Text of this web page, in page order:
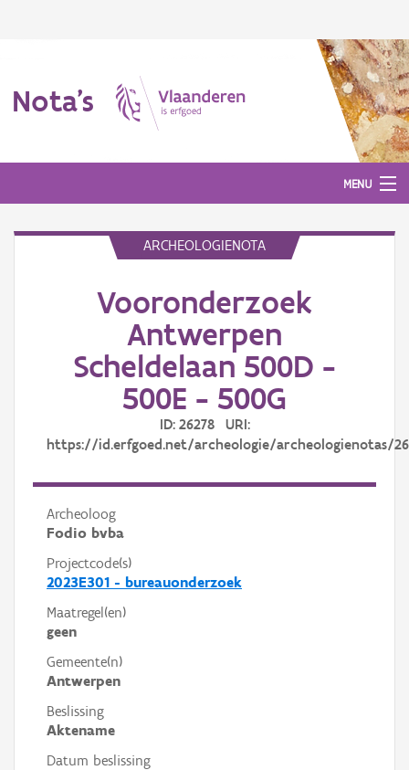
Nota's
MENU
ARCHEOLOGIENOTA
Vooronderzoek
Antwerpen
Scheldelaan 500D -
500E - 500G
ID: 26278 URI:
https://id.erfgoed.net/archeologie/archeologienotas/
Archeoloog
Fodio bvba
Projectcode(s)
2023E301 - bureauonderzoek
Maatregel(en)
geen
Gemeente(n)
Antwerpen
Beslissing
Aktename
Datum beslissing